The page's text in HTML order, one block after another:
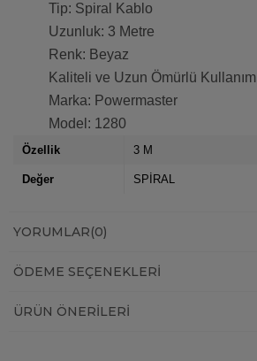
Tip: Spiral Kablo
Uzunluk: 3 Metre
Renk: Beyaz
Kaliteli ve Uzun Ömürlü Kullanım
Marka: Powermaster
Model: 1280
Özellik 3 M
Değer SPİRAL
YORUMLAR(0)
ÖDEME SEÇENEKLERI
ÜRÜN ÖNERILERI